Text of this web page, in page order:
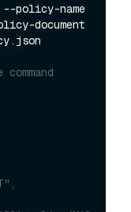
policy-name
document